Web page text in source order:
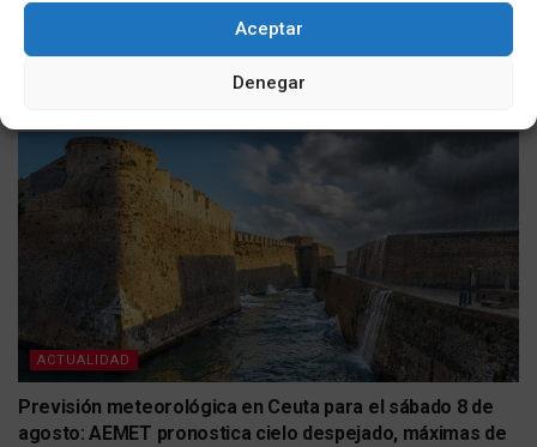
Aceptar
Denegar
Un día como hoy, 8 de agosto: historia internacional con
incendios, Juegos Olímpicos y cambios políticos
08/08/2026
ACTUALIDAD
Previsión meteorológica en Ceuta para el sábado 8 de
agosto: AEMET pronostica cielo despejado, máximas de